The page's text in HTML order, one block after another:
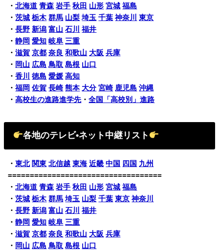
・北海道 青森 岩手 秋田 山形 宮城 福島
・茨城 栃木 群馬 山梨 埼玉 千葉 神奈川
東京
・長野 新潟 富山 石川
福井
・静岡 愛知 岐阜 三重
・滋賀 京都 奈良 和歌山 大阪 兵庫
・ 岡山 広島 鳥取 島根 山口
・香川 徳島 愛媛 高知
・福岡 佐賀 長崎 熊本 大分 宮崎 鹿児島 沖縄
・高校生の進路進学先・全国「高校別」進路
各地のテレビ•ネット中継リスト
・東北 関東 北信越 東海 近畿 中国 四国 九州
===================================
・北海道 青森 岩手 秋田 山形 宮城 福島
・茨城 栃木 群馬 埼玉 山梨 千葉 東京 神奈川
・長野 新潟 富山 石川
福井
・静岡 愛知 岐阜 三重
・滋賀 京都 奈良 和歌山 大阪 兵庫
・ 岡山 広島 鳥取 島根 山口